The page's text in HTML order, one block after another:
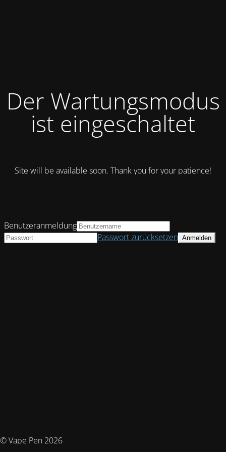
Der Wartungsmodus
ist eingeschaltet
Site will be available soon. Thank you for your patience!
© Vape Pen 2026
Benutzeranmeldung
Passwort zurücksetzen